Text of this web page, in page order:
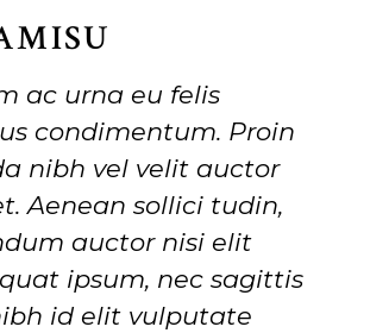
ac urna eu felis
condimentum. Proin
nibh vel velit auctor
Aenean sollici tudin,
auctor nisi elit
ipsum, nec sagittis
id elit vulputate